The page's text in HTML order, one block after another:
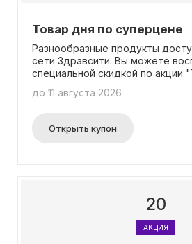
Товар дня по суперцене
Разнообразные продукты
сети Здравсити. Вы можете
специальной скидкой по акции
до 11 августа 2026
Открыть купон
20
АКЦИЯ